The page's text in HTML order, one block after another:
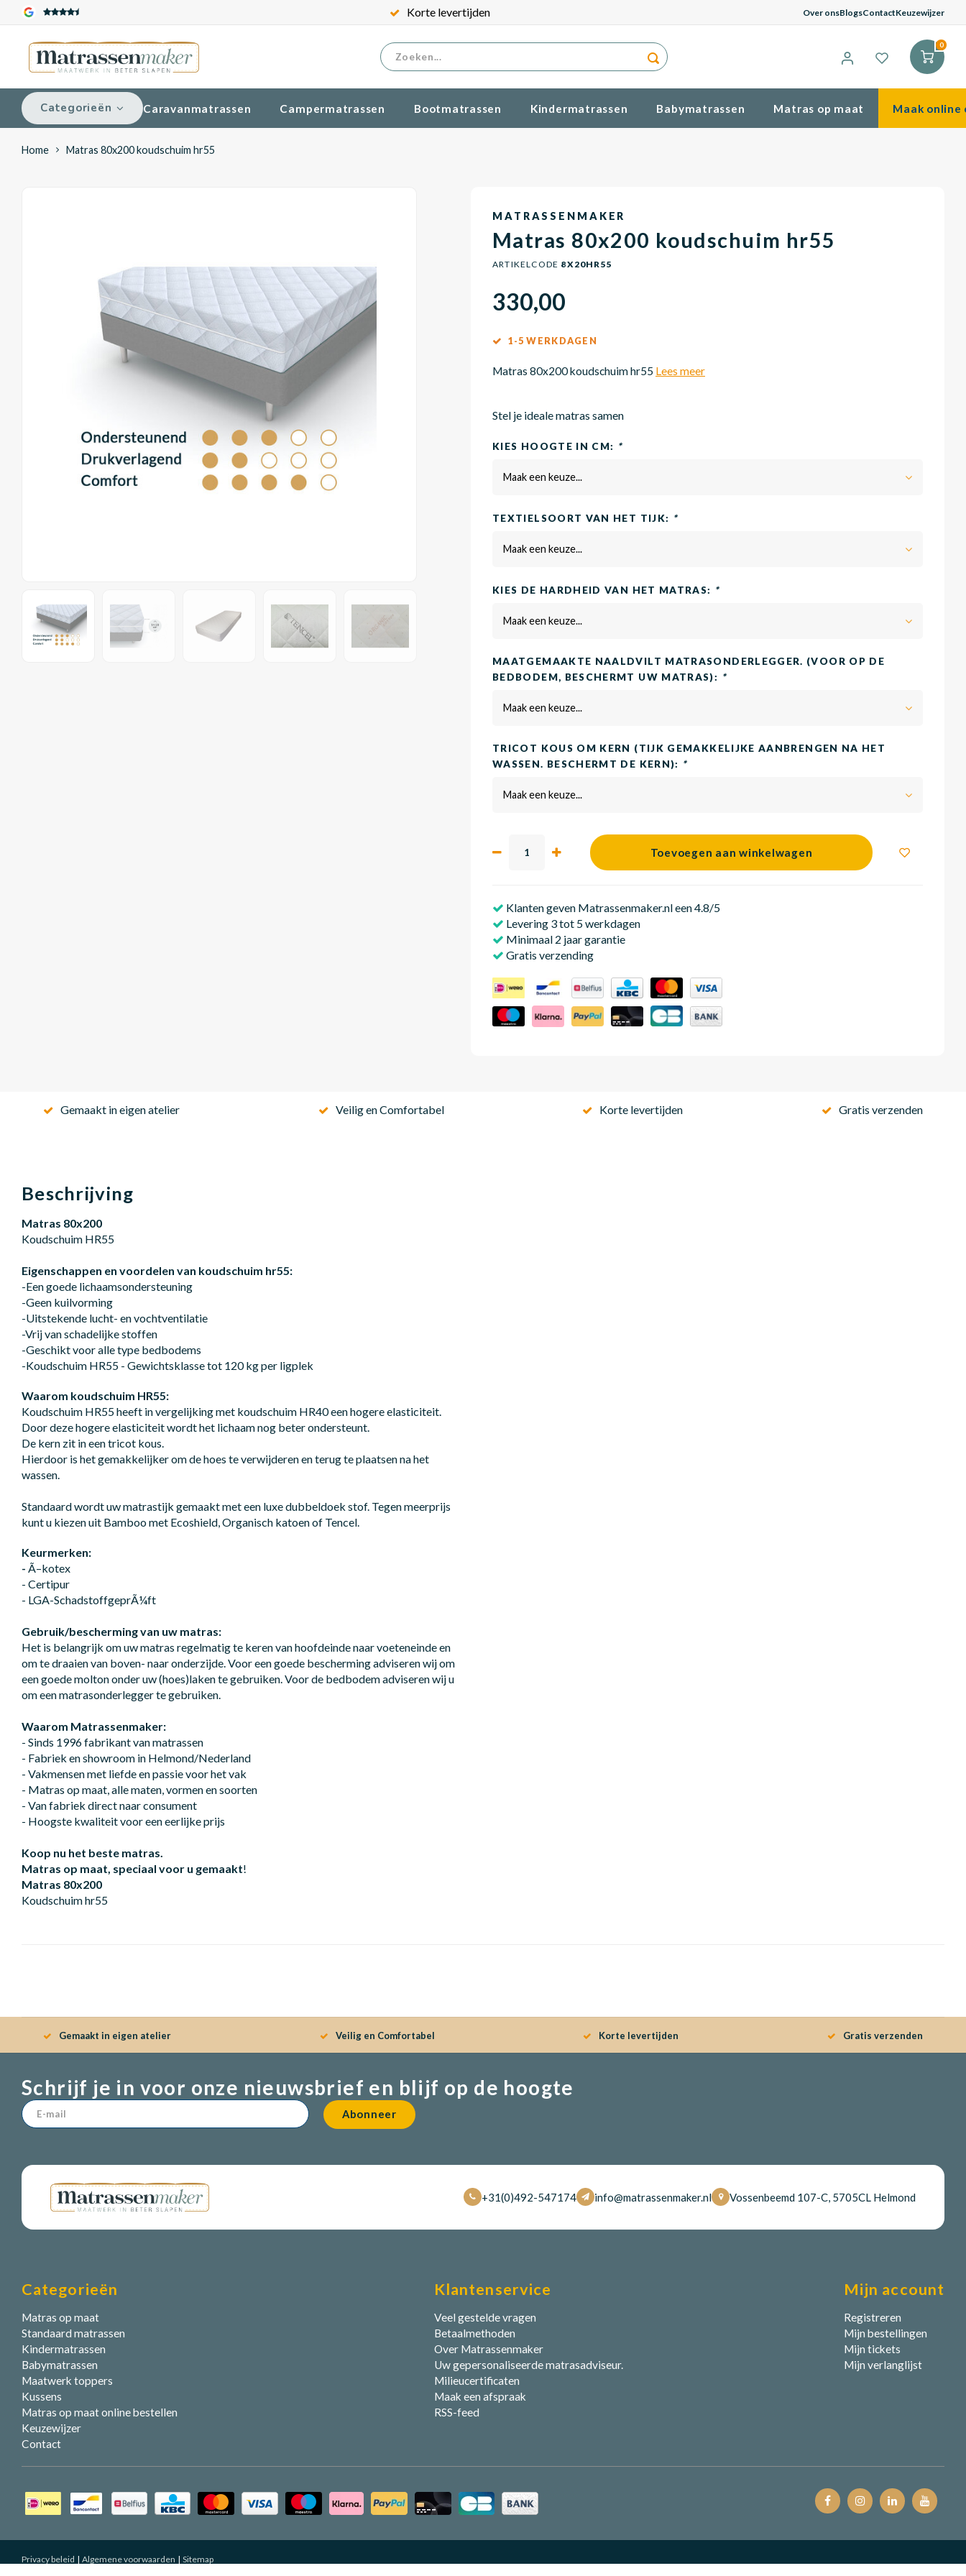
Korte levertijden Over onsBlogsContactKeuzewijzer
0
Categorieën Caravanmatrassen Campermatrassen Bootmatrassen Kindermatrassen Babymatrassen Matras op maat Maak online
Home Matras 80x200 koudschuim hr55
MATRASSENMAKER
Matras 80x200 koudschuim hr55
ARTIKELCODE 8X20HR55
330,00
1-5 WERKDAGEN
Matras 80x200 koudschuim hr55 Lees meer
Stel je ideale matras samen
KIES HOOGTE IN CM: *
Maak een keuze...
TEXTIELSOORT VAN HET TIJK: *
Maak een keuze...
KIES DE HARDHEID VAN HET MATRAS: *
Maak een keuze...
MAATGEMAAKTE NAALDVILT MATRASONDERLEGGER. (VOOR OP DE
BEDBODEM, BESCHERMT UW MATRAS): *
Maak een keuze...
TRICOT KOUS OM KERN (TIJK GEMAKKELIJKE AANBRENGEN NA HET
WASSEN. BESCHERMT DE KERN): *
Maak een keuze...
Toevoegen aan winkelwagen
Klanten geven Matrassenmaker.nl een 4.8/5
Levering 3 tot 5 werkdagen
Minimaal 2 jaar garantie
Gratis verzending
Gemaakt in eigen atelier Veilig en Comfortabel Korte levertijden Gratis verzenden
Beschrijving
Matras 80x200
Koudschuim HR55
Eigenschappen en voordelen van koudschuim hr55:
-Een goede lichaamsondersteuning
-Geen kuilvorming
-Uitstekende lucht- en vochtventilatie
-Vrij van schadelijke stoffen
-Geschikt voor alle type bedbodems
-Koudschuim HR55 - Gewichtsklasse tot 120 kg per ligplek
Waarom koudschuim HR55:
Koudschuim HR55 heeft in vergelijking met koudschuim HR40 een hogere elasticiteit.
Door deze hogere elasticiteit wordt het lichaam nog beter ondersteunt.
De kern zit in een tricot kous.
Hierdoor is het gemakkelijker om de hoes te verwijderen en terug te plaatsen na het
wassen.
Standaard wordt uw matrastijk gemaakt met een luxe dubbeldoek stof. Tegen meerprijs
kunt u kiezen uit Bamboo met Ecoshield, Organisch katoen of Tencel.
Keurmerken:
- Ã–kotex
- Certipur
- LGA-SchadstoffgeprÃ¼ft
Gebruik/bescherming van uw matras:
Het is belangrijk om uw matras regelmatig te keren van hoofdeinde naar voeteneinde en
om te draaien van boven- naar onderzijde. Voor een goede bescherming adviseren wij om
een goede molton onder uw (hoes)laken te gebruiken. Voor de bedbodem adviseren wij u
om een matrasonderlegger te gebruiken.
Waarom Matrassenmaker:
- Sinds 1996 fabrikant van matrassen
- Fabriek en showroom in Helmond/Nederland
- Vakmensen met liefde en passie voor het vak
- Matras op maat, alle maten, vormen en soorten
- Van fabriek direct naar consument
- Hoogste kwaliteit voor een eerlijke prijs
Koop nu het beste matras.
Matras op maat, speciaal voor u gemaakt!
Matras 80x200
Koudschuim hr55
Gemaakt in eigen atelier Veilig en Comfortabel Korte levertijden Gratis verzenden
Schrijf je in voor onze nieuwsbrief en blijf op de hoogte
Abonneer
+31(0)492-547174 info@matrassenmaker.nl Vossenbeemd 107-C, 5705CL Helmond
Categorieën
Matras op maat
Standaard matrassen
Kindermatrassen
Babymatrassen
Maatwerk toppers
Kussens
Matras op maat online bestellen
Keuzewijzer
Contact
Klantenservice
Veel gestelde vragen
Betaalmethoden
Over Matrassenmaker
Uw gepersonaliseerde matrasadviseur.
Milieucertificaten
Maak een afspraak
RSS-feed
Mijn account
Registreren
Mijn bestellingen
Mijn tickets
Mijn verlanglijst
Privacy beleid Algemene voorwaarden Sitemap